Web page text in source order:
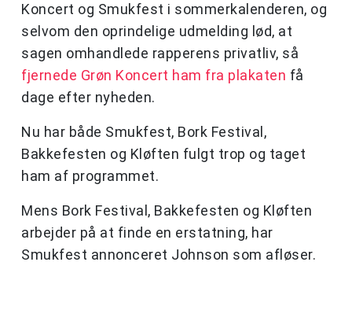
Koncert og Smukfest i sommerkalenderen, og
selvom den oprindelige udmelding lød, at
sagen omhandlede rapperens privatliv, så
fjernede Grøn Koncert ham fra plakaten få
dage efter nyheden.
Nu har både Smukfest, Bork Festival,
Bakkefesten og Kløften fulgt trop og taget
ham af programmet.
Mens Bork Festival, Bakkefesten og Kløften
arbejder på at finde en erstatning, har
Smukfest annonceret Johnson som afløser.